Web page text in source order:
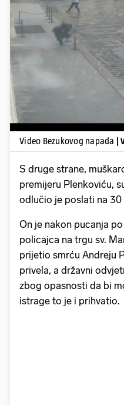
Video Bezukovog napada
S druge strane,
premijeru Plenkoviću,
odlučio je poslati na 30
On je nakon pucanja
policajca na trgu sv.
prijetio smrću Andreju
privela, a državni
zbog opasnosti da bi
istrage to je i prihvatio.